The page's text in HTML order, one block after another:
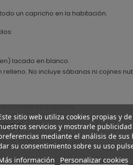
un capricho en la habitación.
lacado en blanco.
No incluye sábanas ni cojines
en 5 colores
neutro y No usar lejía.
sol directo.
sitio web utiliza cookies propias y
servicios y mostrarle
mediante el análisis de sus
su consentimiento sobre su uso
información Personalizar cookies